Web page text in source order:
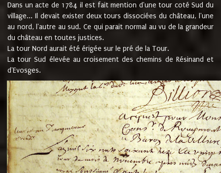
Dans un acte de 1784 il est fait mention d'une tour coté Sud du
village... Il devait exister deux tours dissociées du château, l'une
au nord, l'autre au sud. Ce qui parait normal au vu de la grandeur
du château en toutes justices.
La tour Nord aurait été érigée sur le pré de la Tour.
La tour Sud élevée au croisement des chemins de Résinand et
d'Evosges.